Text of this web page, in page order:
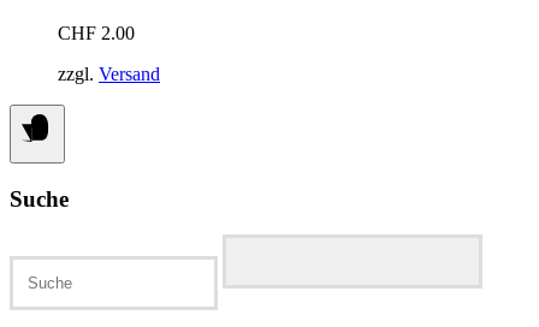
CHF 2.00
zzgl. Versand
Suche
nach: